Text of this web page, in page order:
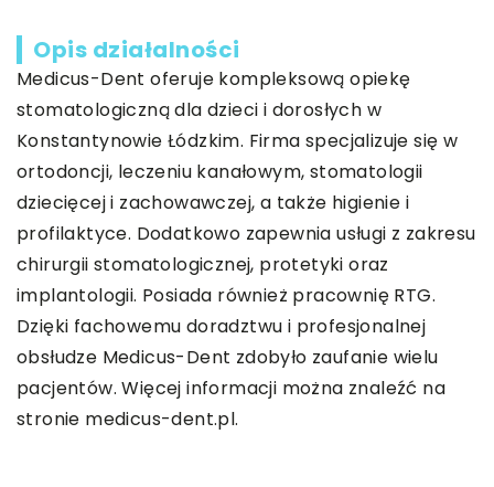
Opis działalności
Medicus-Dent oferuje kompleksową opiekę
stomatologiczną dla dzieci i dorosłych w
Konstantynowie Łódzkim. Firma specjalizuje się w
ortodoncji, leczeniu kanałowym, stomatologii
dziecięcej i zachowawczej, a także higienie i
profilaktyce. Dodatkowo zapewnia usługi z zakresu
chirurgii stomatologicznej, protetyki oraz
implantologii. Posiada również pracownię RTG.
Dzięki fachowemu doradztwu i profesjonalnej
obsłudze Medicus-Dent zdobyło zaufanie wielu
pacjentów. Więcej informacji można znaleźć na
stronie medicus-dent.pl.